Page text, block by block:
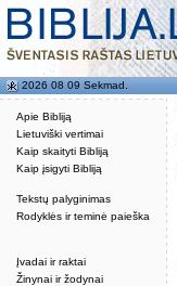
Apie Bibliją
Lietuviški vertimai
Kaip skaityti Bibliją
Kaip įsigyti Bibliją
Tekstų palyginimas
Rodyklės ir teminė paieška
Įvadai ir raktai
Žinynai ir žodynai
2026 08 09 Sekmad.